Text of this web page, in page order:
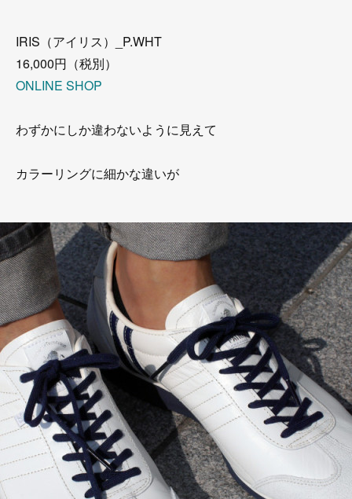
IRIS（アイリス）_P.WHT
16,000円（税別）
ONLINE SHOP
わずかにしか違わないように見えて
カラーリングに細かな違いが